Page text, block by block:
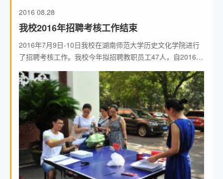
2016 08.28
我校2016年招聘考核工作结束
2016年7月9日-10日我校在湖南师范大学历史文化学院进行
了招聘考核工作。我校今年拟招聘教职员工47人，自2016年
6月25日发布招聘启事至7月3日报名工作截止，共有2026人
报名应聘。通过资